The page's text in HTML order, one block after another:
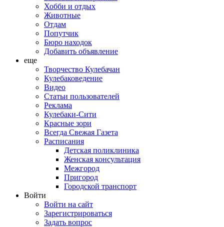
Хобби и отдых
Животные
Отдам
Попутчик
Бюро находок
Добавить объявление
еще
Творчество Кулебачан
Кулебаковедение
Видео
Статьи пользователей
Реклама
Кулебаки-Сити
Красные зори
Всегда Свежая Газета
Расписания
Детская поликлиника
Женская консультация
Межгород
Пригород
Городской транспорт
Войти
Войти на сайт
Зарегистрироваться
Задать вопрос